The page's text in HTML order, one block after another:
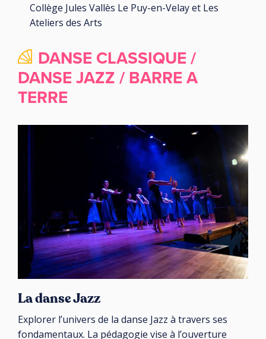
Collège Jules Vallès Le Puy-en-Velay et Les
Ateliers des Arts
DANSE CLASSIQUE /
DANSE JAZZ / BARRE A
TERRE
La danse Jazz
Explorer l’univers de la danse Jazz à travers ses
fondamentaux. La pédagogie vise à l’ouverture